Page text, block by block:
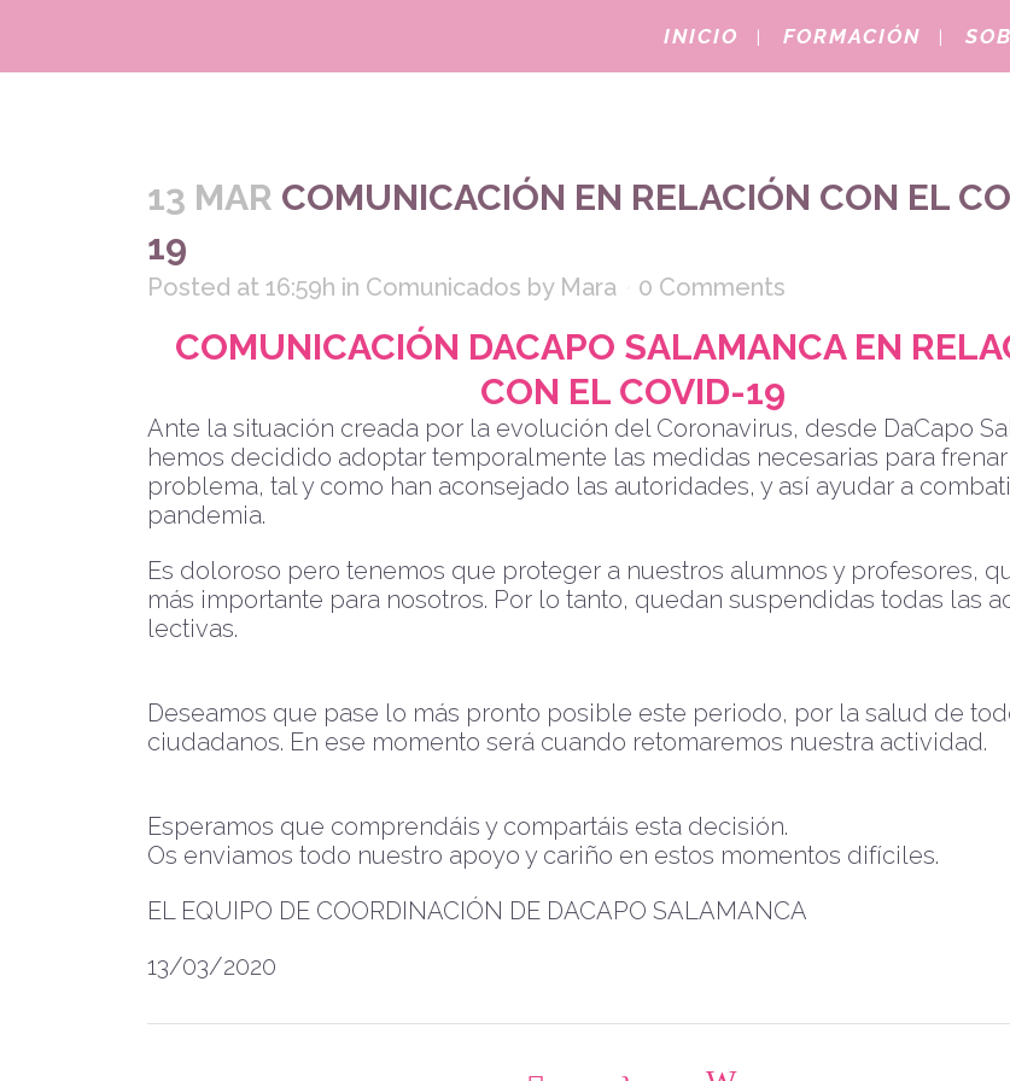
INICIO FORMACIÓN
13 MAR COMUNICACIÓN EN RELACIÓN CON EL
19
Posted at 16:59h in Comunicados by Mara 0 Comments
COMUNICACIÓN DACAPO SALAMANCA EN
CON EL COVID-19
Ante la situación creada por la evolución del Coronavirus, desde DaCapo
hemos decidido adoptar temporalmente las medidas necesarias para
problema, tal y como han aconsejado las autoridades, y así ayudar a
pandemia.
Es doloroso pero tenemos que proteger a nuestros alumnos y profesores,
más importante para nosotros. Por lo tanto, quedan suspendidas todas las
lectivas.
Deseamos que pase lo más pronto posible este periodo, por la salud de
ciudadanos. En ese momento será cuando retomaremos nuestra actividad.
Esperamos que comprendáis y compartáis esta decisión.
Os enviamos todo nuestro apoyo y cariño en estos momentos difíciles.
EL EQUIPO DE COORDINACIÓN DE DACAPO SALAMANCA
13/03/2020